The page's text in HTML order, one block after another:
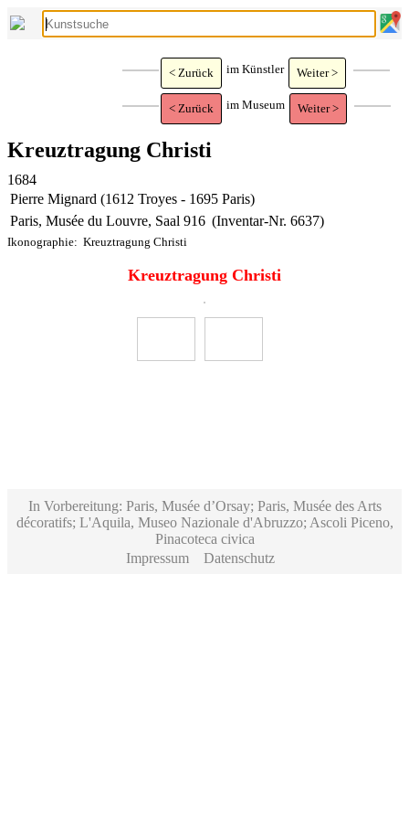
< Zurück im Künstler Weiter >
< Zurück im Museum Weiter >
Kreuztragung Christi
1684
Pierre Mignard (1612 Troyes - 1695 Paris)
Paris, Musée du Louvre, Saal 916 (Inventar-Nr. 6637)
Ikonographie: Kreuztragung Christi
Kreuztragung Christi
In Vorbereitung: Paris, Musée d’Orsay; Paris, Musée des Arts
décoratifs; L'Aquila, Museo Nazionale d'Abruzzo; Ascoli Piceno,
Pinacoteca civica
Impressum
Datenschutz